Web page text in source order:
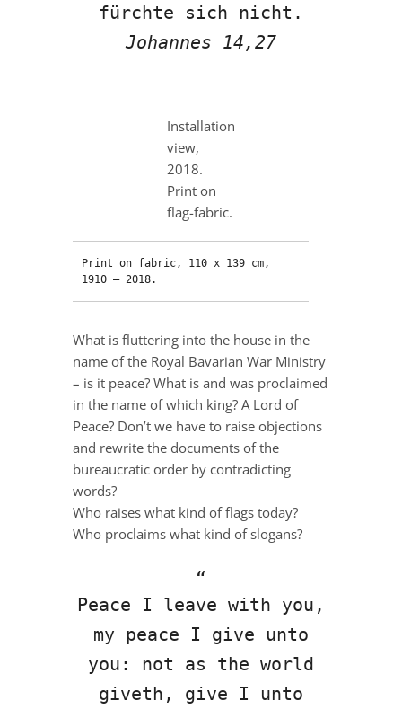
fürchte sich nicht.
Johannes 14,27
Installation
view,
2018.
Print on
flag-fabric.
Print on fabric, 110 x 139 cm,
1910 – 2018.
What is fluttering into the house in the
name of the Royal Bavarian War Ministry
– is it peace? What is and was proclaimed
in the name of which king? A Lord of
Peace? Don’t we have to raise objections
and rewrite the documents of the
bureaucratic order by contradicting
words?
Who raises what kind of flags today?
Who proclaims what kind of slogans?
Peace I leave with you,
my peace I give unto
you: not as the world
giveth, give I unto